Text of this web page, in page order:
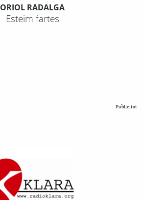
ORIOL RADALGA
Esteim fartes
Publicitat